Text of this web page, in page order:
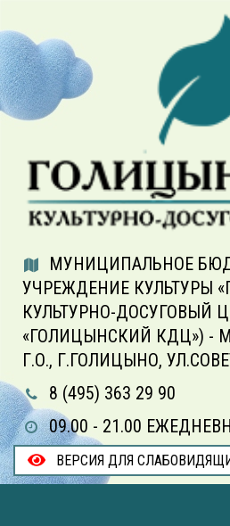
МУНИЦИПАЛЬНОЕ
УЧРЕЖДЕНИЕ КУЛЬТУРЫ
КУЛЬТУРНО-ДОСУГОВЫЙ
«ГОЛИЦЫНСКИЙ КДЦ») -
Г.О., Г.ГОЛИЦЫНО,
8 (495) 363 29 90
09.00 - 21.00
ВЕРСИЯ ДЛЯ